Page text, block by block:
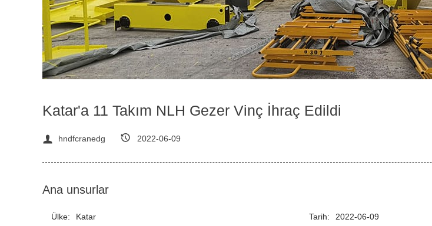
Katar'a 11 Takım NLH Gezer Vinç İhraç Edildi
hndfcranedg 2022-06-09
Ana unsurlar
Ülke: Katar Tarih:
2022-06-09